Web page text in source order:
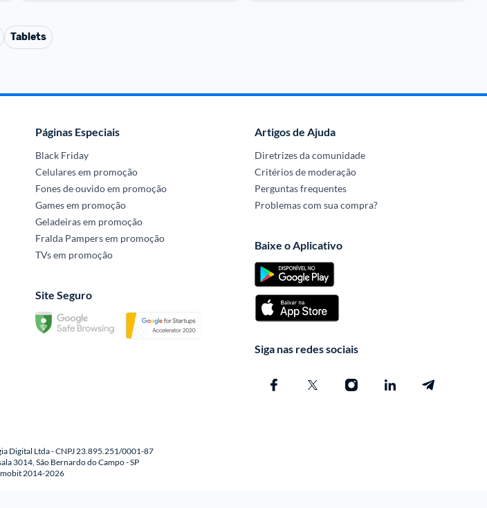
Tablets
Páginas Especiais
Black Friday
Celulares em promoção
Fones de ouvido em promoção
Games em promoção
Geladeiras em promoção
Fralda Pampers em promoção
TVs em promoção
Site Seguro
Artigos de Ajuda
Diretrizes da comunidade
Critérios de moderação
Perguntas frequentes
Problemas com sua compra?
Baixe o Aplicativo
Siga nas redes sociais
Digital Ltda - CNPJ 23.895.251/0001-87
3014, São Bernardo do Campo - SP
2014-2026